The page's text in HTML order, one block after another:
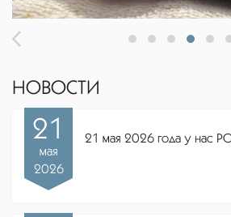
НОВОСТИ
21
мая
2026
21 мая 2026 года у